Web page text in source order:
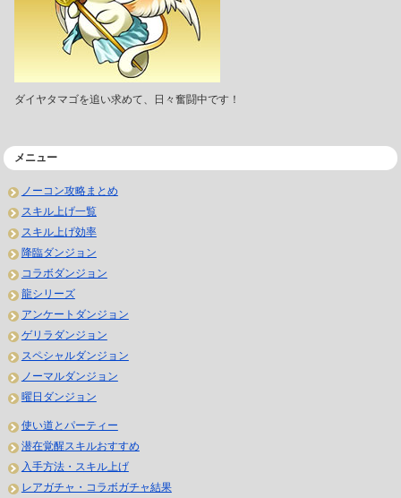
ダイヤタマゴを追い求めて、日々奮闘中です！
メニュー
ノーコン攻略まとめ
スキル上げ一覧
スキル上げ効率
降臨ダンジョン
コラボダンジョン
龍シリーズ
アンケートダンジョン
ゲリラダンジョン
スペシャルダンジョン
ノーマルダンジョン
曜日ダンジョン
使い道とパーティー
潜在覚醒スキルおすすめ
入手方法・スキル上げ
レアガチャ・コラボガチャ結果